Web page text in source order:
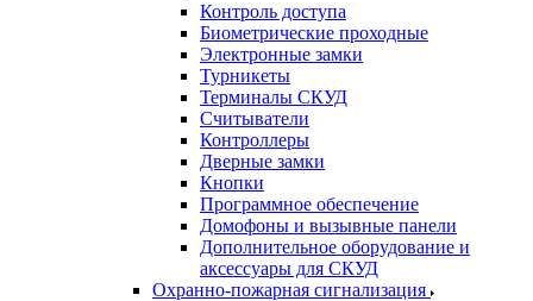
Контроль доступа
Биометрические проходные
Электронные замки
Турникеты
Терминалы СКУД
Считыватели
Контроллеры
Дверные замки
Кнопки
Программное обеспечение
Домофоны и вызывные панели
Дополнительное оборудование и
аксессуары для СКУД
Охранно-пожарная сигнализация